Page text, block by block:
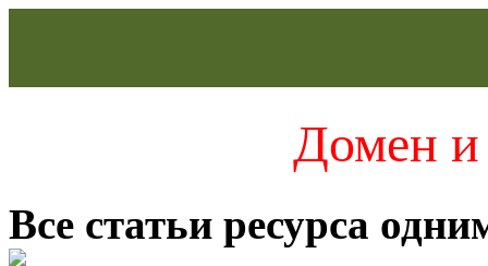
Домен и
Все статьи ресурса